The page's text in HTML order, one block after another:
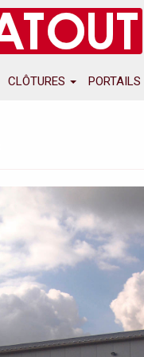
CLÔTURES PORTAILS